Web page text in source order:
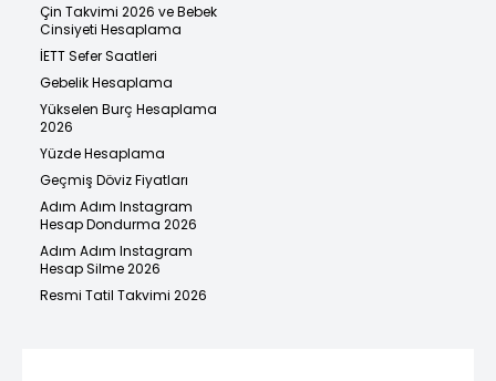
Çin Takvimi 2026 ve Bebek
Cinsiyeti Hesaplama
İETT Sefer Saatleri
Gebelik Hesaplama
Yükselen Burç Hesaplama
2026
Yüzde Hesaplama
Geçmiş Döviz Fiyatları
Adım Adım Instagram
Hesap Dondurma 2026
Adım Adım Instagram
Hesap Silme 2026
Resmi Tatil Takvimi 2026